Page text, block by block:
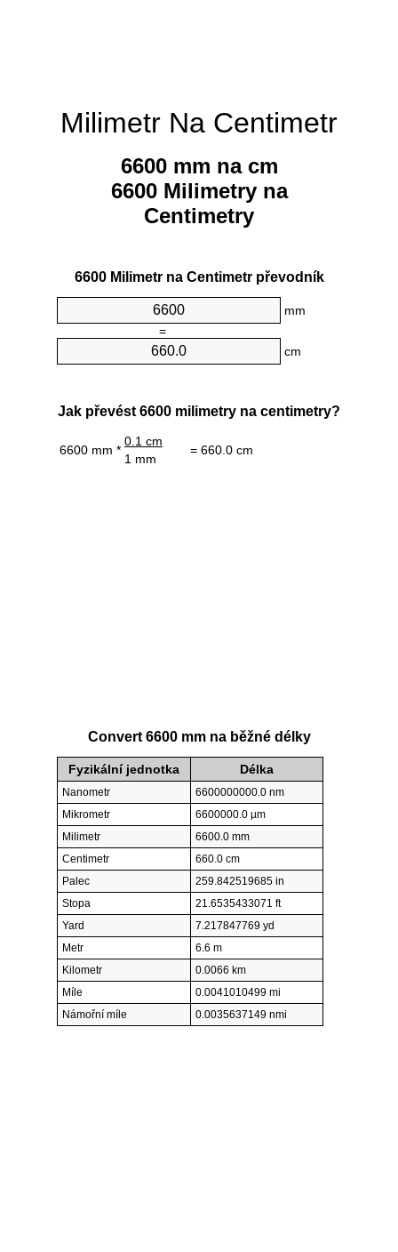
Milimetr Na Centimetr
6600 mm na cm
6600 Milimetry na
Centimetry
6600 Milimetr na Centimetr převodník
mm
=
cm
Jak převést 6600 milimetry na centimetry?
6600 mm *
0.1 cm
= 660.0 cm
1 mm
Convert 6600 mm na běžné délky
Fyzikální jednotka Délka
Nanometr
6600000000.0 nm
Mikrometr
6600000.0 µm
Milimetr
6600.0 mm
Centimetr
660.0 cm
Palec
259.842519685 in
Stopa
21.6535433071 ft
Yard
7.217847769 yd
Metr
6.6 m
Kilometr
0.0066 km
Míle
0.0041010499 mi
Námořní míle
0.0035637149 nmi